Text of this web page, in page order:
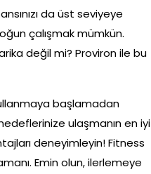
da üst seviyeye
çalışmak mümkün.
değil mi? Proviron ile bu
başlamadan
ulaşmanın en iyi
deneyimleyin! Fitness
Emin olun, ilerlemeye